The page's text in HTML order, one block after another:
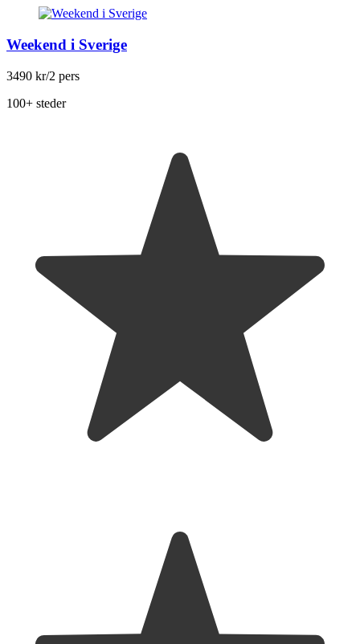
Weekend i Sverige
3490 kr/2 pers
100+ steder